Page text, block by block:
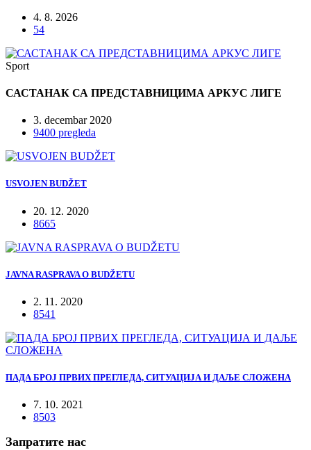
4. 8. 2026
54
Sport
САСТАНАК СА ПРЕДСТАВНИЦИМА АРКУС ЛИГЕ
3. decembar 2020
9400 pregleda
USVOJEN BUDŽET
20. 12. 2020
8665
JAVNA RASPRAVA O BUDŽETU
2. 11. 2020
8541
ПАДА БРОЈ ПРВИХ ПРЕГЛЕДА, СИТУАЦИЈА И ДАЉЕ СЛОЖЕНА
7. 10. 2021
8503
Запратите нас